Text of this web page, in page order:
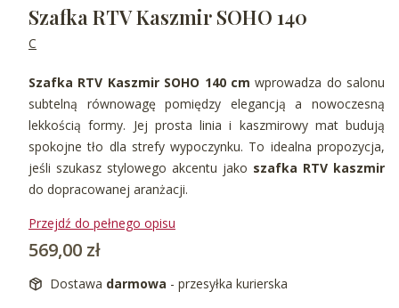
Szafka RTV Kaszmir SOHO 140
C
Szafka RTV Kaszmir SOHO 140 cm wprowadza do salonu
subtelną równowagę pomiędzy elegancją a nowoczesną
lekkością formy. Jej prosta linia i kaszmirowy mat budują
spokojne tło dla strefy wypoczynku. To idealna propozycja,
jeśli szukasz stylowego akcentu jako szafka RTV kaszmir
do dopracowanej aranżacji.
Przejdź do pełnego opisu
Cena
569,00 zł
Dostawa darmowa - przesyłka kurierska